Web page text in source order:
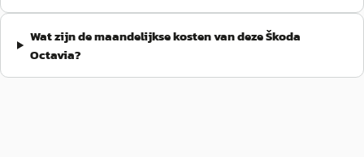
Wat zijn de maandelijkse kosten van deze Škoda
Octavia?